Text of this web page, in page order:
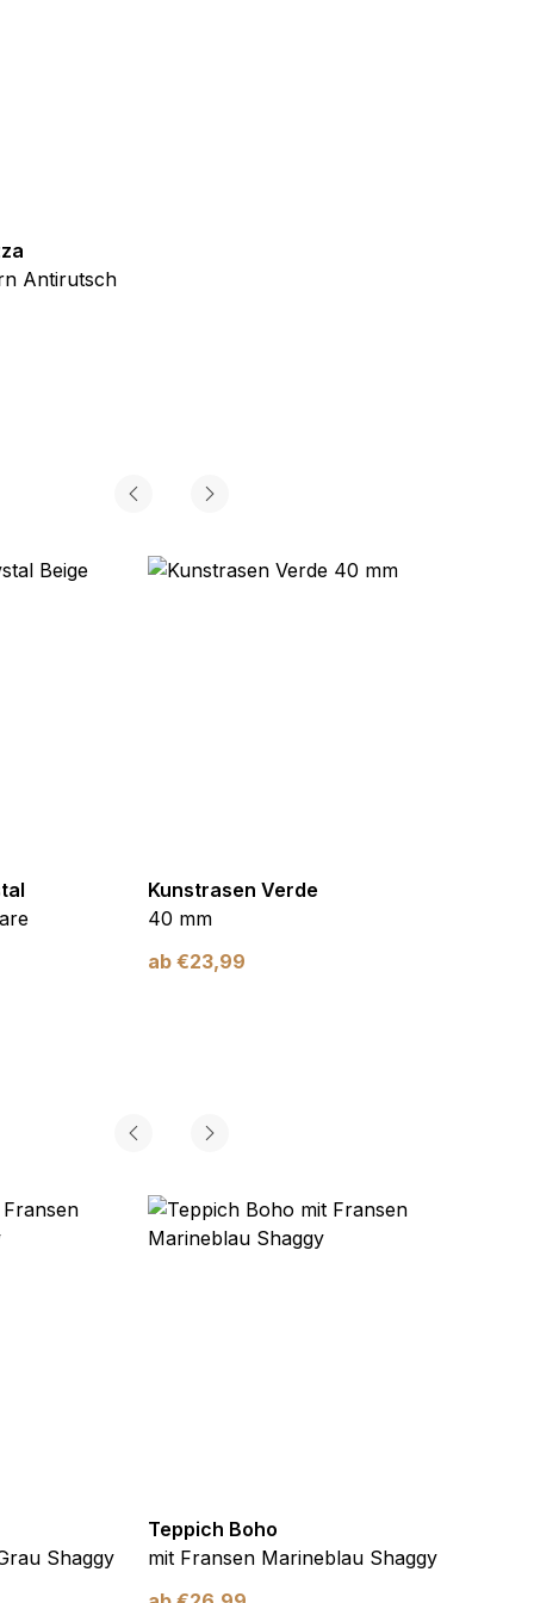
Antirutsch
Kunstrasen Verde
40 mm
ab €23,99
Shaggy
Teppich Boho
mit Fransen Marineblau Shaggy
zugeordnet wurden.